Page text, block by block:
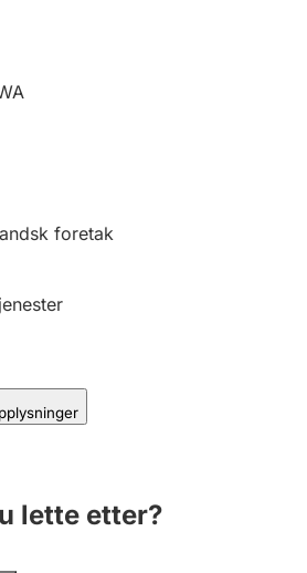
foretak
lette etter?